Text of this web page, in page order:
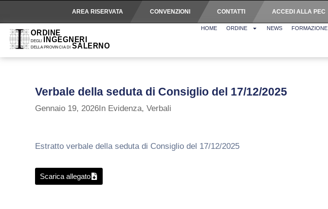
AREA RISERVATA CONVENZIONI CONTATTI ACCEDI ALLA PEC
HOME ORDINE NEWS FORMAZIONE
Verbale della seduta di Consiglio del 17/12/2025
Gennaio 19, 2026In Evidenza, Verbali
Estratto verbale della seduta di Consiglio del 17/12/2025
Scarica allegato